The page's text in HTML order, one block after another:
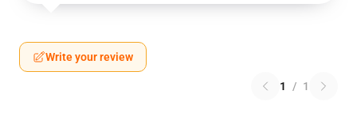
Write your review
1 / 1